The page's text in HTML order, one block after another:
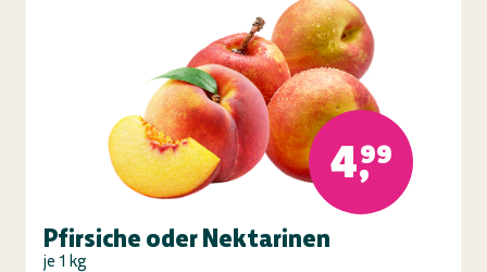
4,99
Pfirsiche oder Nektarinen
je 1 kg